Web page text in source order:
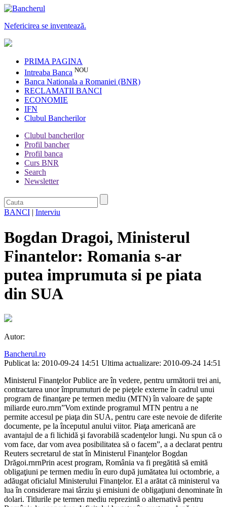
Nefericirea se inventează.
PRIMA PAGINA
Intreaba Banca NOU
Banca Nationala a Romaniei (BNR)
RECLAMATII BANCI
ECONOMIE
IFN
Clubul Bancherilor
Clubul bancherilor
Profil bancher
Profil banca
Curs BNR
Search
Newsletter
BANCI | Interviu
Bogdan Dragoi, Ministerul
Finantelor: Romania s-ar
putea imprumuta si pe piata
din SUA
Autor:
Bancherul.ro
Publicat la: 2010-09-24 14:51 Ultima actualizare: 2010-09-24 14:51
Ministerul Finanţelor Publice are în vedere, pentru următorii trei ani,
contractarea unor împrumuturi de pe pieţele externe în cadrul unui
program de finanţare pe termen mediu (MTN) în valoare de şapte
miliarde euro.rnrn”Vom extinde programul MTN pentru a ne
permite accesul pe piaţa din SUA, pentru care este nevoie de diferite
documente, pe la începutul anului viitor. Piaţa americană are
avantajul de a fi lichidă şi favorabilă scadenţelor lungi. Nu spun că o
vom face, dar vom avea posibilitatea să o facem”, a a declarat pentru
Reuters secretarul de stat în Ministerul Finanţelor Bogdan
Drăgoi.rnrnPrin acest program, România va fi pregătită să emită
obligaţiuni pe termen mediu în euro după jumătatea lui octombrie, a
adăugat oficialul Ministerului Finanţelor. El a arătat că ministerul va
lua în considerare mai târziu şi emisiuni de obligaţiuni denominate în
dolari. Titlurile pe termen mediu reprezintă o alternativă pentru